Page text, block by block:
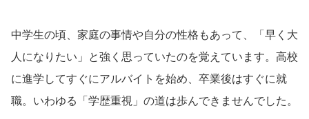
中学生の頃、家庭の事情や自分の性格もあって、「早く大
人になりたい」と強く思っていたのを覚えています。高校
に進学してすぐにアルバイトを始め、卒業後はすぐに就
職。いわゆる「学歴重視」の道は歩んできませんでした。